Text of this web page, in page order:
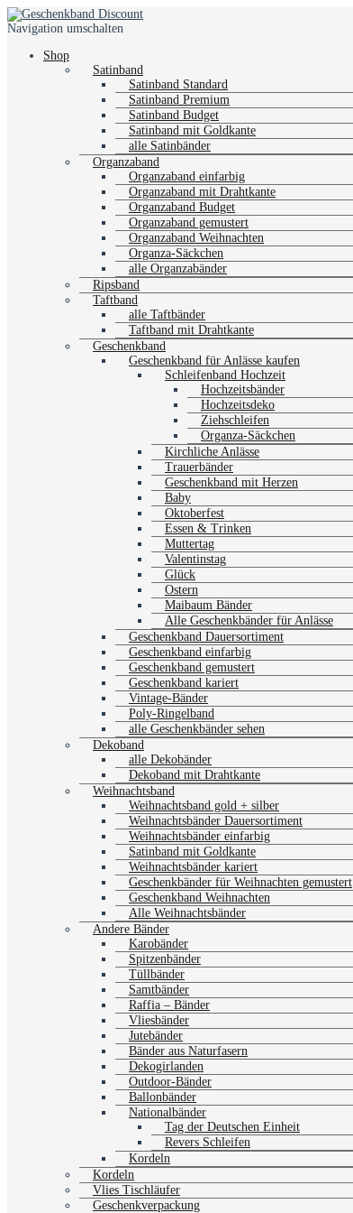
Navigation umschalten
Shop
Satinband
Satinband Standard
Satinband Premium
Satinband Budget
Satinband mit Goldkante
alle Satinbänder
Organzaband
Organzaband einfarbig
Organzaband mit Drahtkante
Organzaband Budget
Organzaband gemustert
Organzaband Weihnachten
Organza-Säckchen
alle Organzabänder
Ripsband
Taftband
alle Taftbänder
Taftband mit Drahtkante
Geschenkband
Geschenkband für Anlässe kaufen
Schleifenband Hochzeit
Hochzeitsbänder
Hochzeitsdeko
Ziehschleifen
Organza-Säckchen
Kirchliche Anlässe
Trauerbänder
Geschenkband mit Herzen
Baby
Oktoberfest
Essen & Trinken
Muttertag
Valentinstag
Glück
Ostern
Maibaum Bänder
Alle Geschenkbänder für Anlässe
Geschenkband Dauersortiment
Geschenkband einfarbig
Geschenkband gemustert
Geschenkband kariert
Vintage-Bänder
Poly-Ringelband
alle Geschenkbänder sehen
Dekoband
alle Dekobänder
Dekoband mit Drahtkante
Weihnachtsband
Weihnachtsband gold + silber
Weihnachtsbänder Dauersortiment
Weihnachtsbänder einfarbig
Satinband mit Goldkante
Weihnachtsbänder kariert
Geschenkbänder für Weihnachten gemustert
Geschenkband Weihnachten
Alle Weihnachtsbänder
Andere Bänder
Karobänder
Spitzenbänder
Tüllbänder
Samtbänder
Raffia – Bänder
Vliesbänder
Jutebänder
Bänder aus Naturfasern
Dekogirlanden
Outdoor-Bänder
Ballonbänder
Nationalbänder
Tag der Deutschen Einheit
Revers Schleifen
Kordeln
Kordeln
Vlies Tischläufer
Geschenkverpackung